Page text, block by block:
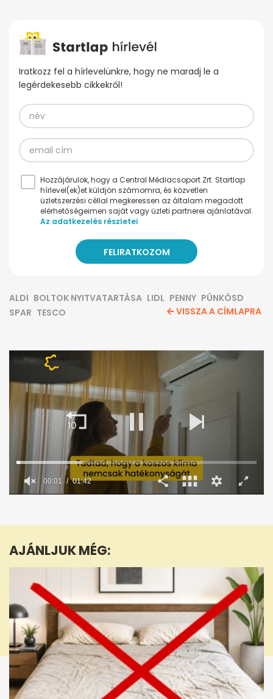
Iratkozz fel a hírlevelünkre, hogy ne maradj le a
legérdekesebb cikkekről!
Hozzájárulok, hogy a Central Médiacsoport Zrt. Startlap
hírlevel(ek)et küldjön számomra, és közvetlen
üzletszerzési céllal megkeressen az általam megadott
elérhetőségeimen saját vagy üzleti partnerei ajánlatával.
Az adatkezelés részletei
ALDI BOLTOK NYITVATARTÁSA LIDL PENNY PÜNKÖSD
SPAR TESCO VISSZA A CÍMLAPRA
1
42
seconds
AJÁNLJUK MÉG: